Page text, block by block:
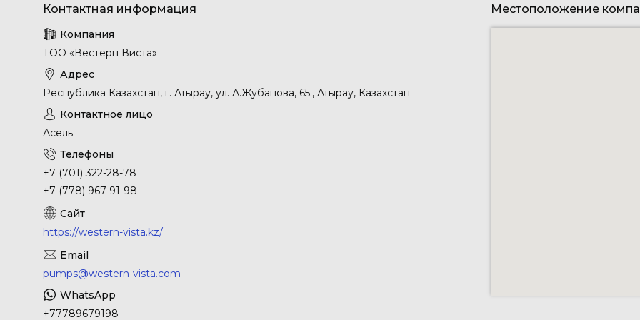
ТОО «Вестерн Виста»
Республика Казахстан, г. Атырау, ул. А.Жубанова, 65., Атырау, Казахстан
Асель
+7 (701) 322-28-78
+7 (778) 967-91-98
https://western-vista.kz/
pumps@western-vista.com
+77789679198
Местоположение